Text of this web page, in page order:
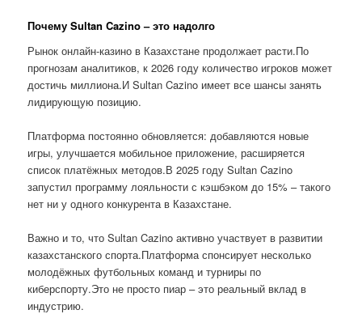
Почему Sultan Cazino – это надолго
Рынок онлайн-казино в Казахстане продолжает расти.По
прогнозам аналитиков, к 2026 году количество игроков может
достичь миллиона.И Sultan Cazino имеет все шансы занять
лидирующую позицию.
Платформа постоянно обновляется: добавляются новые
игры, улучшается мобильное приложение, расширяется
список платёжных методов.В 2025 году Sultan Cazino
запустил программу лояльности с кэшбэком до 15% – такого
нет ни у одного конкурента в Казахстане.
Важно и то, что Sultan Cazino активно участвует в развитии
казахстанского спорта.Платформа спонсирует несколько
молодёжных футбольных команд и турниры по
киберспорту.Это не просто пиар – это реальный вклад в
индустрию.